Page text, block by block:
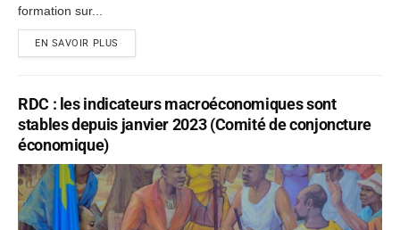
formation sur...
EN SAVOIR PLUS
RDC : les indicateurs macroéconomiques sont
stables depuis janvier 2023 (Comité de conjoncture
économique)